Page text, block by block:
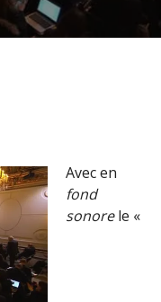
Avec en
fond
sonorele «